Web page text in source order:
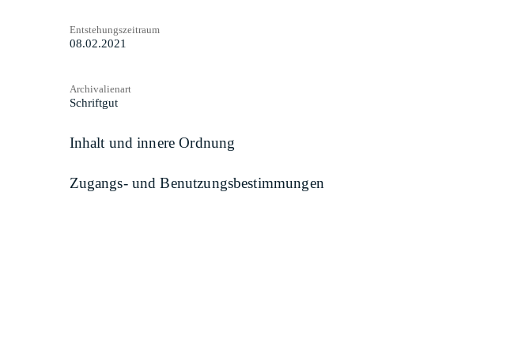
Entstehungszeitraum
08.02.2021
Archivalienart
Schriftgut
Inhalt und innere Ordnung
Zugangs- und Benutzungsbestimmungen